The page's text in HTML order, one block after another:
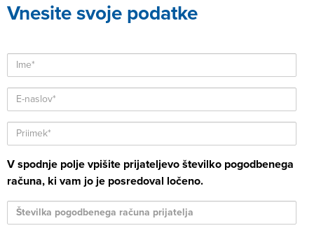
Vnesite svoje podatke
Ime
E-naslov
Priimek
V spodnje polje vpišite prijateljevo številko pogodbenega
računa, ki vam jo je posredoval ločeno.
Številka pogodbenega računa prijatelja